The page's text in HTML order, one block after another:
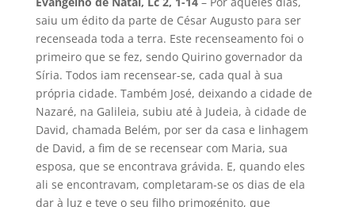
saiu um édito da parte de César Augusto para ser
recenseada toda a terra. Este recenseamento foi o
primeiro que se fez, sendo Quirino governador da
Síria. Todos iam recensear-se, cada qual à sua
própria cidade. Também José, deixando a cidade de
Nazaré, na Galileia, subiu até à Judeia, à cidade de
David, chamada Belém, por ser da casa e linhagem
de David, a fim de se recensear com Maria, sua
esposa, que se encontrava grávida. E, quando eles
ali se encontravam, completaram-se os dias de ela
dar à luz e teve o seu filho primogénito, que